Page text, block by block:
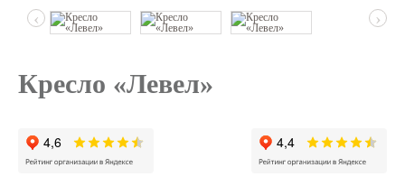
‹ ›
Кресло «Левел»